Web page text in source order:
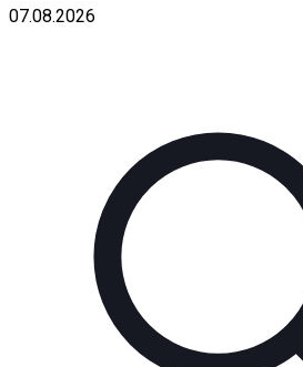
07.08.2026